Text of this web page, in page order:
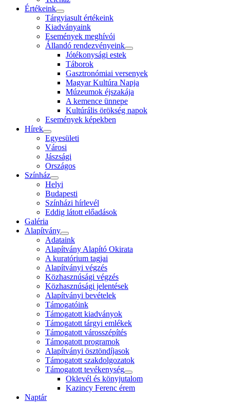
Értékeink
Tárgyiasult értékeink
Kiadványaink
Események meghívói
Állandó rendezvényeink
Jótékonysági estek
Táborok
Gasztronómiai versenyek
Magyar Kultúra Napja
Múzeumok éjszakája
A kemence ünnepe
Kultúrális örökség napok
Események képekben
Hírek
Egyesületi
Városi
Jászsági
Országos
Színház
Helyi
Budapesti
Színházi hírlevél
Eddig látott előadások
Galéria
Alapítvány
Adataink
Alapítvány Alapító Okirata
A kuratórium tagjai
Alapítványi végzés
Közhasznúsági végzés
Közhasznúsági jelentések
Alapítványi bevételek
Támogatóink
Támogatott kiadványok
Támogatott tárgyi emlékek
Támogatott városszépítés
Támogatott programok
Alapítványi ösztöndíjasok
Támogatott szakdolgozatok
Támogatott tevékenység
Oklevél és könyjutalom
Kazincy Ferenc érem
Naptár